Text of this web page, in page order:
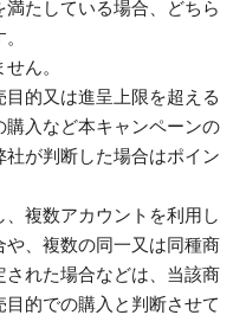
たしている場合、どちら
ん。
的又は進呈上限を超える
入など本キャンペーンの
が判断した場合はポイン
複数アカウントを利用し
、複数の同一又は同種商
れた場合などは、当該商
的での購入と判断させて